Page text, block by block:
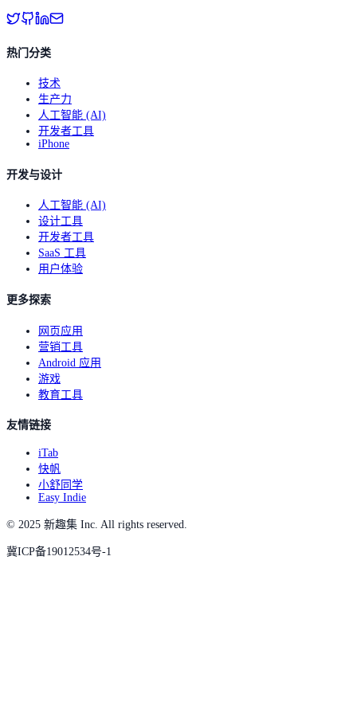
热门分类
技术
生产力
人工智能 (AI)
开发者工具
iPhone
开发与设计
人工智能 (AI)
设计工具
开发者工具
SaaS 工具
用户体验
更多探索
网页应用
营销工具
Android 应用
游戏
教育工具
友情链接
iTab
快帆
小舒同学
Easy Indie
© 2025 新趣集 Inc. All rights reserved.
冀ICP备19012534号-1